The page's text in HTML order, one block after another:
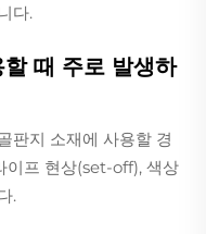
다.
때 주로 발생하
판지 소재에 사용할 경
이프 현상(set-off), 색상
.